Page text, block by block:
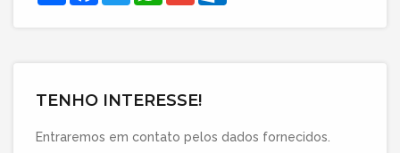
TENHO INTERESSE!
Entraremos em contato pelos dados fornecidos.